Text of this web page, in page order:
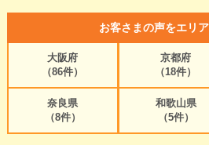
お客さまの声をエリ
大阪府
（86件）
京都府
（18件）
奈良県
（8件）
和歌山県
（5件）